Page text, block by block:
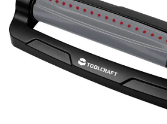
hvězdiček.